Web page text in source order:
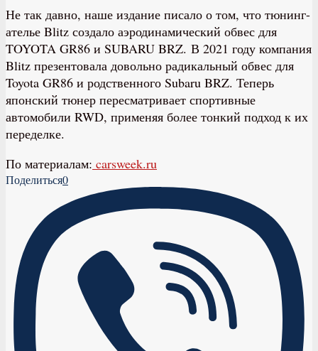
Не так давно, наше издание писало о том, что тюнинг-
ателье Blitz создало аэродинамический обвес для
TOYOTA GR86 и SUBARU BRZ. В 2021 году компания
Blitz презентовала довольно радикальный обвес для
Toyota GR86 и родственного Subaru BRZ. Теперь
японский тюнер пересматривает спортивные
автомобили RWD, применяя более тонкий подход к их
переделке.
По материалам: carsweek.ru
Поделиться0